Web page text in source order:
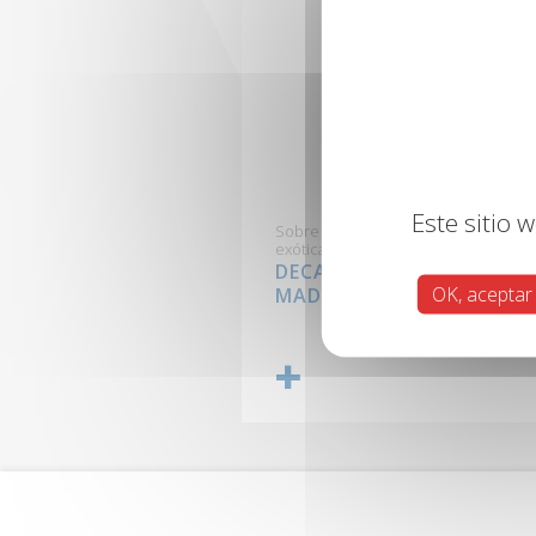
Sobre todo tipo de maderas
exóticas.
DECAPANTE GEL EXPRESS
MADERA
Este sitio
OK,